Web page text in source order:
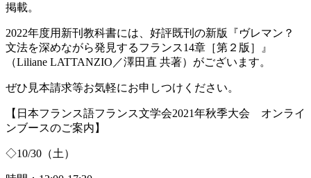
掲載。
2022年度用新刊教科書には、好評既刊の新版『ヴレマン？
文法を深めながら発見するフランス14章［第２版］』
（Liliane LATTANZIO ／澤田直 共著）がございます。
ぜひ見本請求等お気軽にお申しつけください。
【日本フランス語フランス文学会2021年秋季大会 オンライ
ンブースのご案内】
◇10/30 （土）